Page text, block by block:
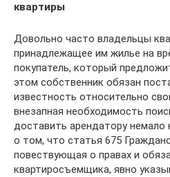
квартиры
Довольно часто владельцы
принадлежащее им жилье на
покупатель, который
этом собственник обязан
известность относительно
внезапная необходимость
доставить арендатору немало
о том, что статья 675
повествующая о правах и
квартиросъемщика, явно